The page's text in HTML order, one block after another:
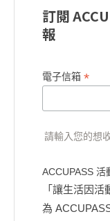
訂閱
報
電子信箱 *
請輸入您的想
ACCUPASS 活
「讓生活因
為